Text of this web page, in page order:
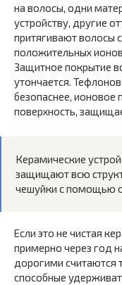
на волосы, одни
устройству, другие
притягивают волосы
положительных
Защитное покрытие
утончается.
безопаснее, ионовое
поверхность,
Керамические
защищают всю
чешуйки с помощью
Если это не чистая
примерно через год
дорогими считаются
способные